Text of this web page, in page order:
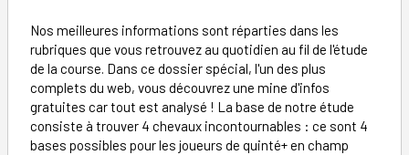
Nos meilleures informations sont réparties dans les
rubriques que vous retrouvez au quotidien au fil de l'étude
de la course. Dans ce dossier spécial, l'un des plus
complets du web, vous découvrez une mine d'infos
gratuites car tout est analysé ! La base de notre étude
consiste à trouver 4 chevaux incontournables : ce sont 4
bases possibles pour les joueurs de quinté+ en champ